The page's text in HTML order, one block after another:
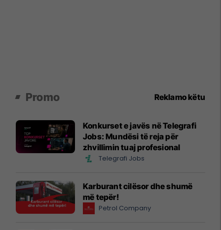
Promo Reklamo këtu
Konkurset e javës në Telegrafi
Jobs: Mundësi të reja për
zhvillimin tuaj profesional
Telegrafi Jobs
Karburant cilësor dhe shumë
më tepër!
Petrol Company